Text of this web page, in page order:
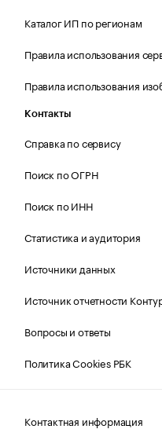
Каталог ИП по регионам
Правила использования
Правила использования
Контакты
Справка по сервису
Поиск по ОГРН
Поиск по ИНН
Статистика и аудитория
Источники данных
Источник отчетности
Вопросы и ответы
Политика Cookies РБК
Контактная информация